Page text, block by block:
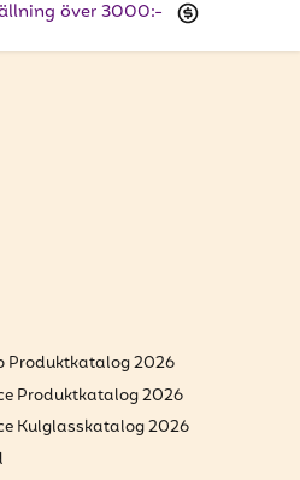
över 3000:-
Produktkatalog 2026
Produktkatalog 2026
Kulglasskatalog 2026